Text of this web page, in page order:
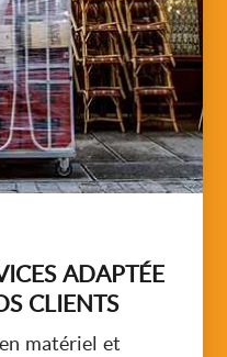
ADAPTÉE
CLIENTS
matériel et